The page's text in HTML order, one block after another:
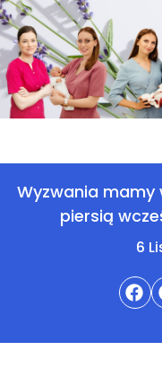
Wyzwania mamy
piersią
6